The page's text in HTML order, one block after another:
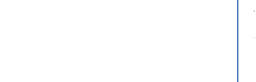
سخنرانی: » تصمیم نهایی ادامه یا توقف جنگ به عهده رهبری است » در شرایط جنگی کشور با چه شرایطی دارد اداره می‌­